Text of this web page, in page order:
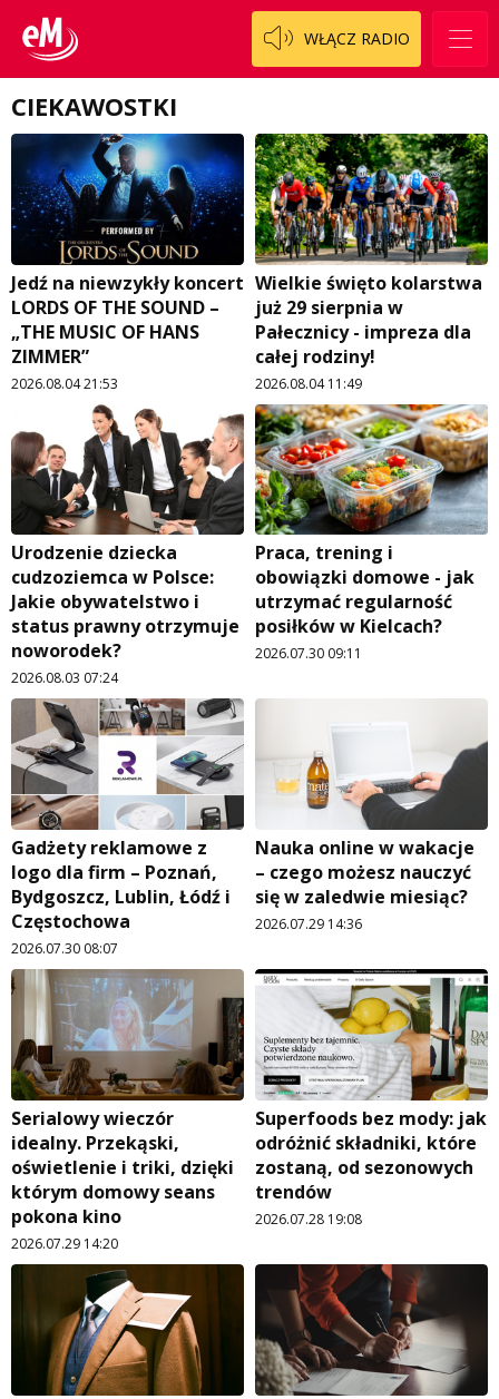
WŁĄCZ RADIO
CIEKAWOSTKI
Jedź na niewzykły koncert
LORDS OF THE SOUND –
„THE MUSIC OF HANS
ZIMMER”
2026.08.04 21:53
Wielkie święto kolarstwa
już 29 sierpnia w
Pałecznicy - impreza dla
całej rodziny!
2026.08.04 11:49
Urodzenie dziecka
cudzoziemca w Polsce:
Jakie obywatelstwo i
status prawny otrzymuje
noworodek?
2026.08.03 07:24
Praca, trening i
obowiązki domowe - jak
utrzymać regularność
posiłków w Kielcach?
2026.07.30 09:11
Gadżety reklamowe z
logo dla firm – Poznań,
Bydgoszcz, Lublin, Łódź i
Częstochowa
2026.07.30 08:07
Nauka online w wakacje
– czego możesz nauczyć
się w zaledwie miesiąc?
2026.07.29 14:36
Serialowy wieczór
idealny. Przekąski,
oświetlenie i triki, dzięki
którym domowy seans
pokona kino
2026.07.29 14:20
Superfoods bez mody: jak
odróżnić składniki, które
zostaną, od sezonowych
trendów
2026.07.28 19:08